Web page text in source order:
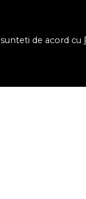
de acord cu